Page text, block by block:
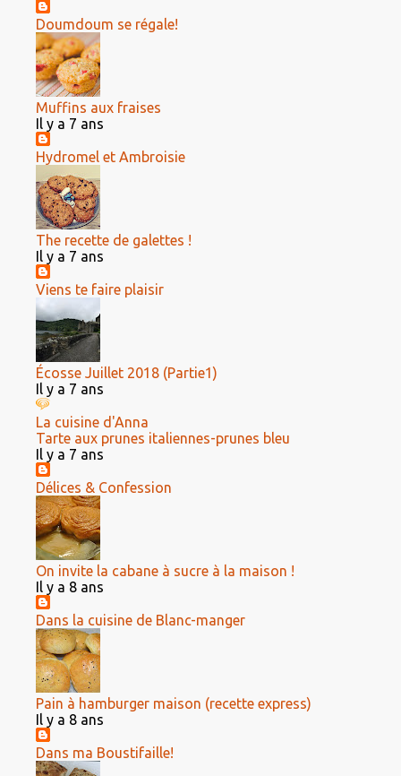
Doumdoum se régale!
Muffins aux fraises
Il y a 7 ans
Hydromel et Ambroisie
The recette de galettes !
Il y a 7 ans
Viens te faire plaisir
Écosse Juillet 2018 (Partie1)
Il y a 7 ans
La cuisine d'Anna
Tarte aux prunes italiennes-prunes bleu
Il y a 7 ans
Délices & Confession
On invite la cabane à sucre à la maison !
Il y a 8 ans
Dans la cuisine de Blanc-manger
Pain à hamburger maison (recette express)
Il y a 8 ans
Dans ma Boustifaille!